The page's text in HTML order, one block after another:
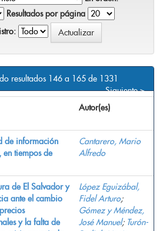
Resultados por página
resultados 146 a 165 de 1331
Siguiente >
Autor(es)
de información
tiempos de
Cantarero, Mario
Alfredo
de El Salvador y
ante el cambio
y la falta de
López Eguizábal,
Fidel Arturo;
Gómez y Méndez,
José Manuel; Turón-